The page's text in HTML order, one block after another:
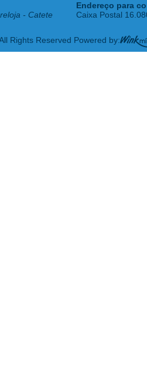
- Catete
Endereço para
Caixa Postal
Rights Reserved Powered by: